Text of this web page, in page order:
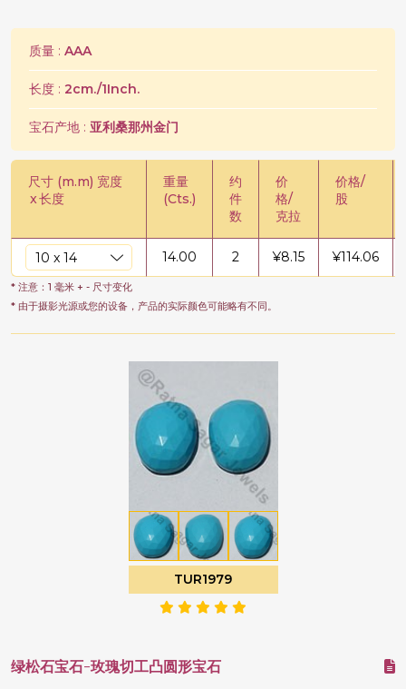
质量 : AAA
长度 : 2cm./1Inch.
宝石产地 : 亚利桑那州金门
尺寸 (m.m) 宽度
x长度
重量
(Cts.)
约
件
数
价
格/
克拉
价格/
股
14.00 2 ¥8.15 ¥114.06
* 注意：1 毫米 + - 尺寸变化
* 由于摄影光源或您的设备，产品的实际颜色可能略有不同。
TUR1979
绿松石宝石-玫瑰切工凸圆形宝石